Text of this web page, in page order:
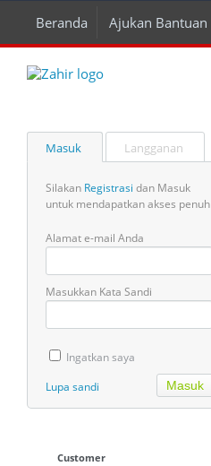
Beranda Ajukan Bantuan
Masuk Langganan
Silakan Registrasi dan Masuk
untuk mendapatkan akses penuh
Alamat e-mail Anda
Masukkan Kata Sandi
Ingatkan saya
Lupa sandi
Customer